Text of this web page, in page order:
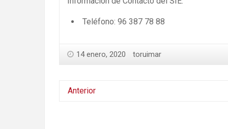
Teléfono: 96 387 78 88
14 enero, 2020 toruimar
Anterior